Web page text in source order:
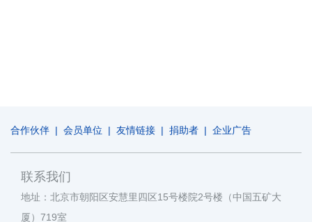
合作伙伴 | 会员单位 | 友情链接 | 捐助者 | 企业广告
联系我们
地址：北京市朝阳区安慧里四区15号楼院2号楼（中国五矿大
厦）719室